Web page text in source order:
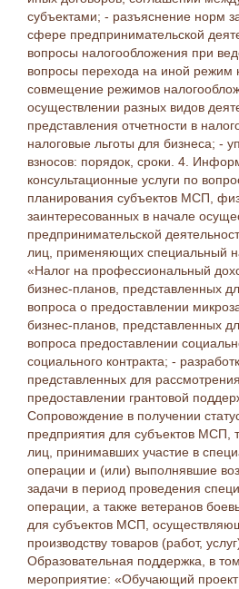
субъектами; - разъяснение норм
сфере предпринимательской
вопросы налогообложения при
вопросы перехода на иной режим
совмещение режимов
осуществлении разных видов
представления отчетности в
налоговые льготы для бизнеса; -
взносов: порядок, сроки. 4.
консультационные услуги по
планирования субъектов МСП,
заинтересованных в начале
предпринимательской
лиц, применяющих специальный
«Налог на профессиональный
бизнес-планов, представленных
вопроса о предоставлении
бизнес-планов, представленных
вопроса предоставлении
социального контракта; -
представленных для
предоставлении грантовой
Сопровождение в получении
предприятия для субъектов МСП,
лиц, принимавших участие в
операции и (или) выполнявшие
задачи в период проведения
операции, а также ветеранов
для субъектов МСП,
производству товаров (работ,
Образовательная поддержка, в
мероприятие: «Обучающий проект